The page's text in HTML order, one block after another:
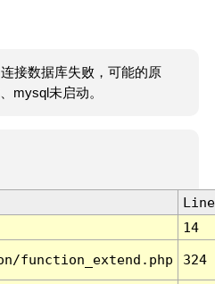
接数据库失败，可能的原
mysql未启动。
Line
14
function_extend.php 324